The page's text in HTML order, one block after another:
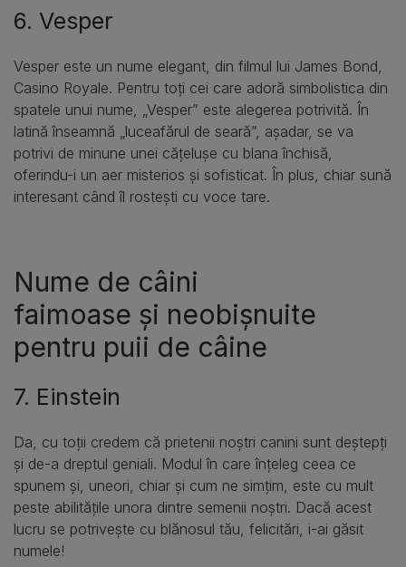
6. Vesper
Vesper este un nume elegant, din filmul lui James Bond,
Casino Royale. Pentru toți cei care adoră simbolistica din
spatele unui nume, „Vesper” este alegerea potrivită. În
latină înseamnă „luceafărul de seară”, așadar, se va
potrivi de minune unei cățelușe cu blana închisă,
oferindu-i un aer misterios și sofisticat. În plus, chiar sună
interesant când îl rostești cu voce tare.
Nume de câini
faimoase și neobișnuite
pentru puii de câine
7. Einstein
Da, cu toții credem că prietenii noștri canini sunt deștepți
și de-a dreptul geniali. Modul în care înțeleg ceea ce
spunem și, uneori, chiar și cum ne simțim, este cu mult
peste abilitățile unora dintre semenii noștri. Dacă acest
lucru se potrivește cu blănosul tău, felicitări, i-ai găsit
numele!